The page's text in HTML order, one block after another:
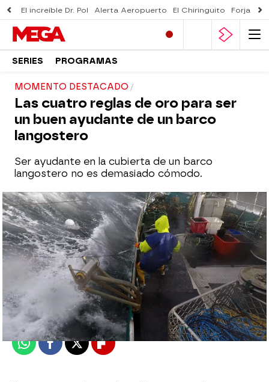
El increíble Dr. Pol Alerta Aeropuerto El Chiringuito Forjado
SERIES PROGRAMAS
MOMENTO DESTACADO
Las cuatro reglas de oro para ser
un buen ayudante de un barco
langostero
Ser ayudante en la cubierta de un barco
langostero no es demasiado cómodo.
mega
Madrid
Publicado: 01 de febrero de 2021, 23:32
WhatsappFacebook
X Flipboard